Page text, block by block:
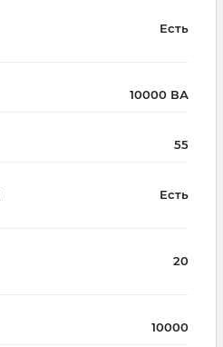
Есть
10000 ВА
55
Есть
20
10000